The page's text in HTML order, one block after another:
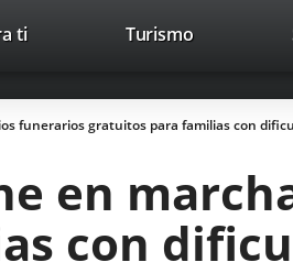
Trabaja con
ti TurismoEste
abrirá
en
ventana
nueva.
funerarios gratuitos para familias con
en
con